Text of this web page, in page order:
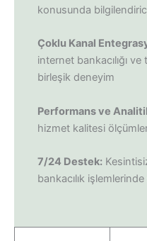
konusunda
Çoklu Kanal
internet bankacılığı ve
birleşik deneyim
Performans ve
hizmet kalitesi
7/24 Destek:
bankacılık